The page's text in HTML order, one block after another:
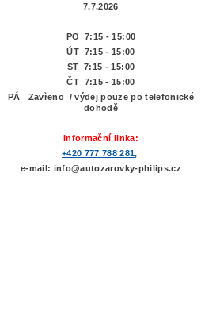
7.7.2026
PO 7:15 - 15:00
ÚT 7:15 - 15:00
ST 7:15 - 15:00
ČT 7:15 - 15:00
PÁ Zavřeno / výdej pouze po telefonické
dohodě
Informační linka:
+420 777 788 281,
e-mail: info@autozarovky-philips.cz